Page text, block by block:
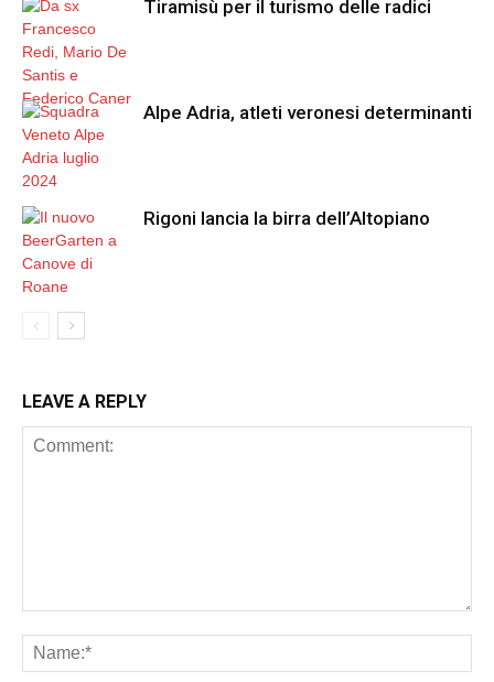
Tiramisù per il turismo delle radici
Alpe Adria, atleti veronesi determinanti
Rigoni lancia la birra dell’Altopiano
LEAVE A REPLY